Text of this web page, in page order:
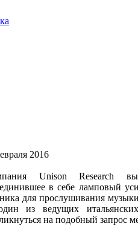
2016
Unison Research
в себе ламповый
для прослушивания
из ведущих
на подобный запрос